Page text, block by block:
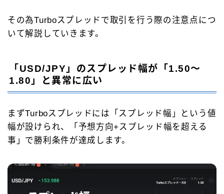
その為Turboスプレッドで取引を行う際の注意点につ
いて解説していきます。
「USD/JPY」のスプレッド幅が「1.50～
1.80」と異常に広い
まずTurboスプレッドには「スプレッド幅」という値
幅が設けられ、「予想方向+スプレッド幅を超える
事」で勝利条件が達成します。